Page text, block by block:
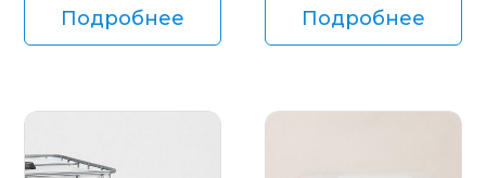
Подробнее Подробнее